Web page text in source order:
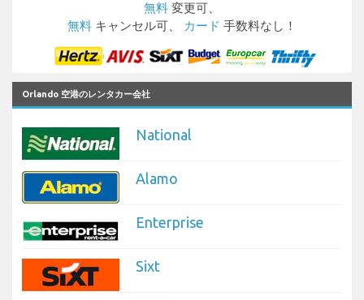
無料 変更可、
無料 キャンセル可、 カード 手数料なし！
Orlando 空港のレンタカー会社
National
Alamo
Enterprise
Sixt